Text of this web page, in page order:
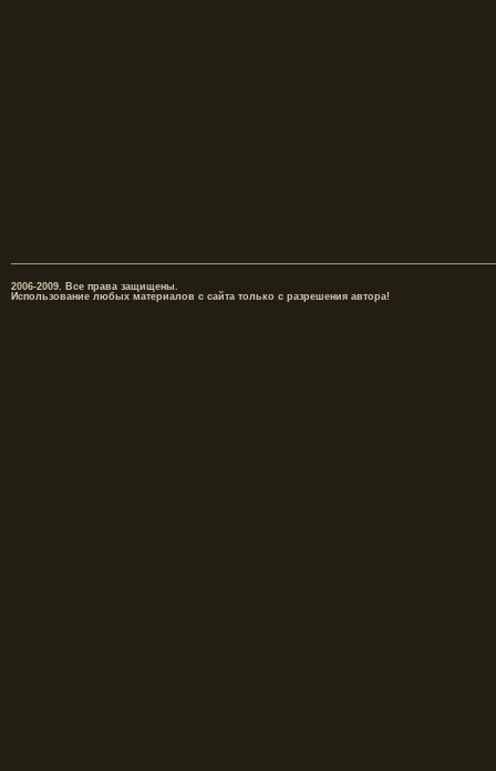
2006-2009. Все права защищены.
Использование любых материалов с сайта только с разрешения автора!